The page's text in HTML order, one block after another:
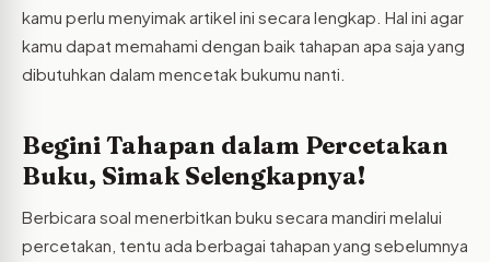
kamu perlu menyimak artikel ini secara lengkap. Hal ini agar
kamu dapat memahami dengan baik tahapan apa saja yang
dibutuhkan dalam mencetak bukumu nanti.
Begini Tahapan dalam Percetakan
Buku, Simak Selengkapnya!
Berbicara soal menerbitkan buku secara mandiri melalui
percetakan, tentu ada berbagai tahapan yang sebelumnya